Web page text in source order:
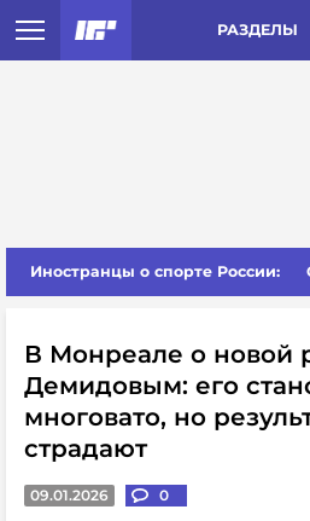
РАЗДЕЛЫ
Иностранцы о спорте России:
В Монреале о новой
Демидовым: его
многовато, но
страдают
09.01.2026 0